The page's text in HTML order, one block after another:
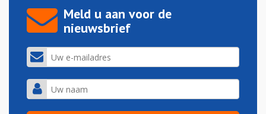
Meld u aan voor de
nieuwsbrief